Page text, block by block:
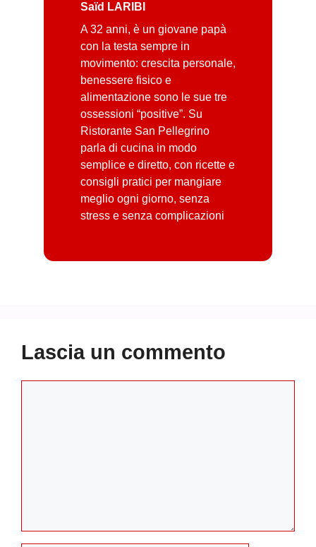
Saïd LARIBI
A 32 anni, è un giovane papà
con la testa sempre in
movimento: crescita personale,
benessere fisico e
alimentazione sono le sue tre
ossessioni “positive”. Su
Ristorante San Pellegrino
parla di cucina in modo
semplice e diretto, con ricette e
consigli pratici per mangiare
meglio ogni giorno, senza
stress e senza complicazioni
Lascia un commento